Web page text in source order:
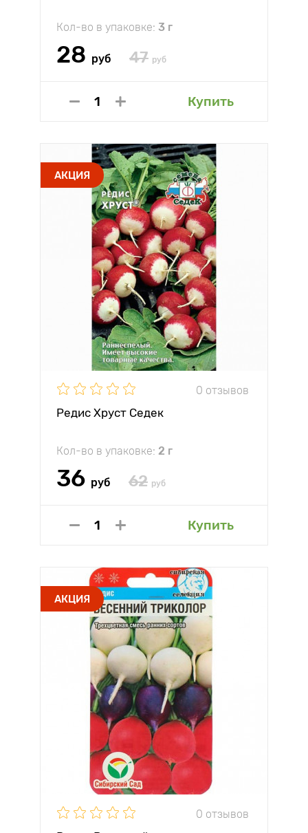
Кол-во в упаковке: 3 г
28 руб 47 руб
Купить
АКЦИЯ
0 отзывов
Редис Хруст Седек
Кол-во в упаковке: 2 г
36 руб 62 руб
Купить
АКЦИЯ
0 отзывов